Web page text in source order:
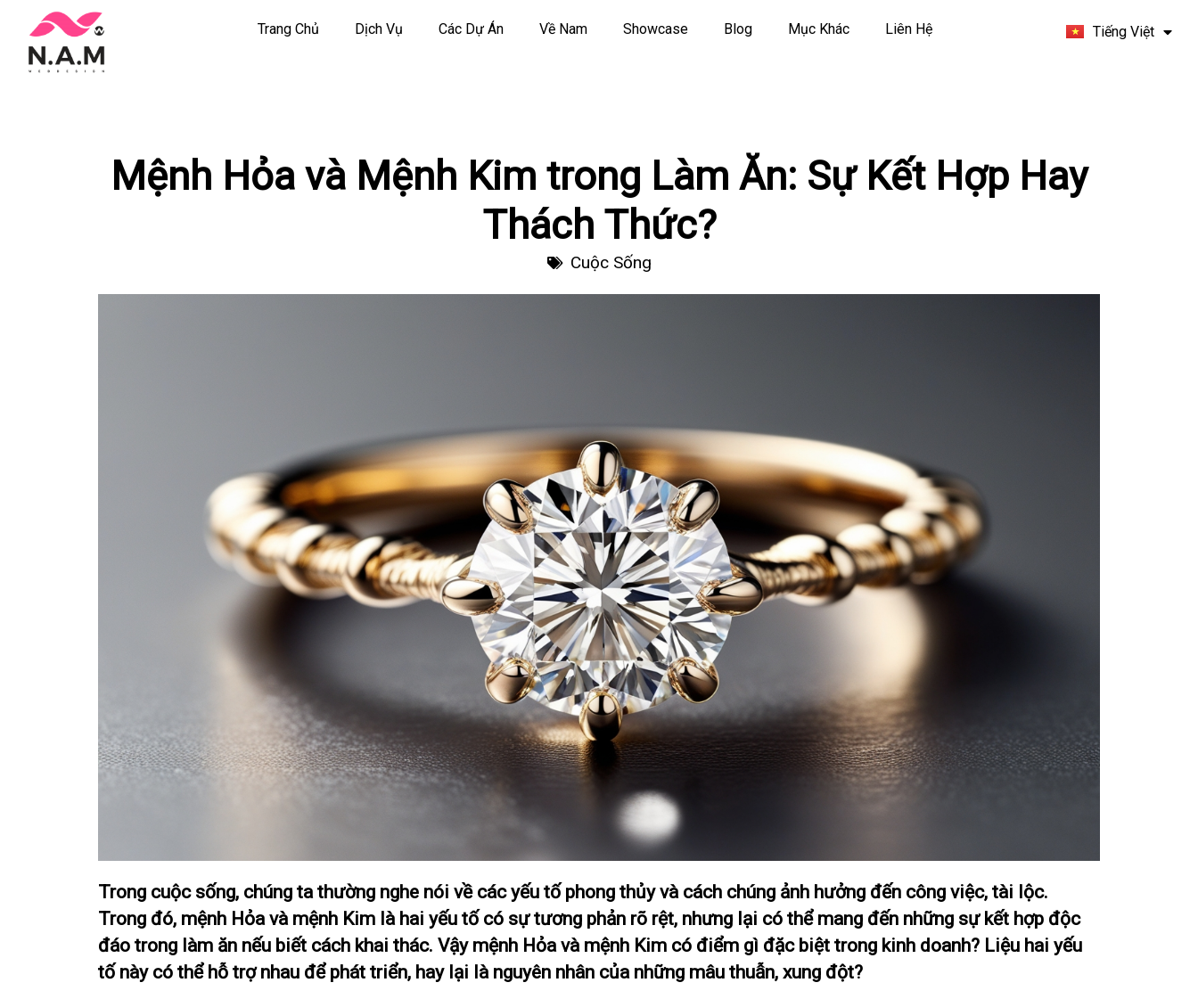
Chuyển
tới
Trang Chủ Dịch Vụ Các Dự Án Về Nam Showcase Blog Mục Khác Liên Hệ Tiếng Việt
Français
Mệnh Hỏa và Mệnh Kim trong Làm Ăn: Sự Kết Hợp Hay
Thách Thức?
Cuộc Sống
Trong cuộc sống, chúng ta thường nghe nói về các yếu tố phong thủy và cách chúng ảnh hưởng đến công việc, tài lộc.
Trong đó, mệnh Hỏa và mệnh Kim là hai yếu tố có sự tương phản rõ rệt, nhưng lại có thể mang đến những sự kết hợp độc
đáo trong làm ăn nếu biết cách khai thác. Vậy mệnh Hỏa và mệnh Kim có điểm gì đặc biệt trong kinh doanh? Liệu hai yếu
tố này có thể hỗ trợ nhau để phát triển, hay lại là nguyên nhân của những mâu thuẫn, xung đột?